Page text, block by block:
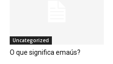
Uncategorized
O que significa emaús?